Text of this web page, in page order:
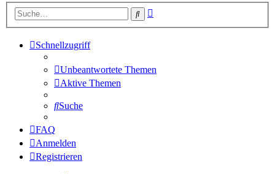
Suche
Schnellzugriff
Unbeantwortete Themen
Aktive Themen
Suche
FAQ
Anmelden
Registrieren